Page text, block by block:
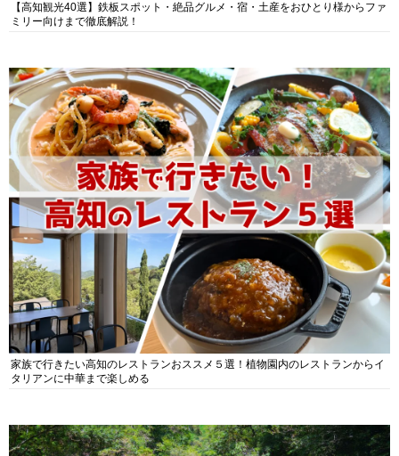
【高知観光40選】鉄板スポット・絶品グルメ・宿・土産をおひとり様からファ
ミリー向けまで徹底解説！
家族で行きたい高知のレストランおススメ５選！植物園内のレストランからイ
タリアンに中華まで楽しめる